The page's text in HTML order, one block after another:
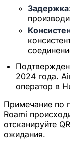
Задержка
2024 года.
оператор в
Примечание по
Roami
отсканируйте
ожидания.
20%